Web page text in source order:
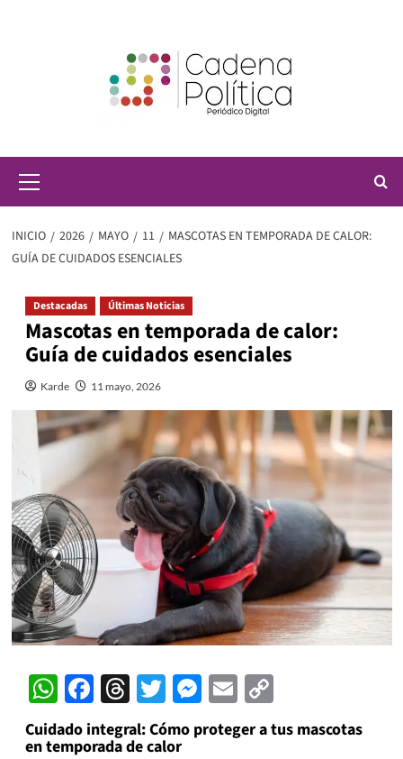
principal
INICIO 2026 MAYO 11
MASCOTAS EN TEMPORADA DE CALOR:
GUÍA DE CUIDADOS ESENCIALES
Destacadas Últimas Noticias
Mascotas en temporada de calor:
Guía de cuidados esenciales
Karde 11 mayo, 2026
WhatsApp
Facebook
Threads
Twitter
Messenger
EmailCopy
Link
Cuidado integral: Cómo proteger a tus mascotas
en temporada de calor